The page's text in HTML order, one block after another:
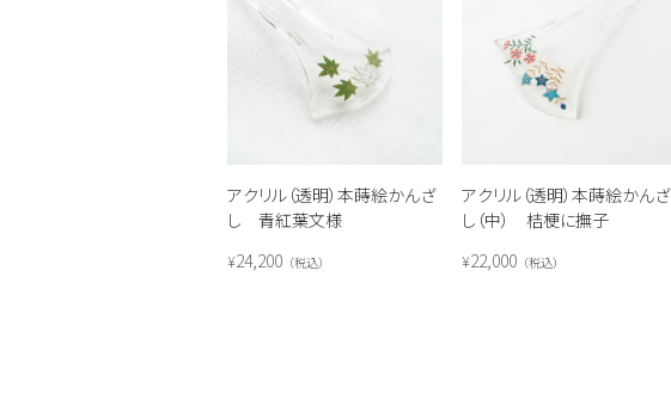
アクリル（透明）本蒔絵かんざ
し 青紅葉文様
¥24,200 税込
アクリル（透明）本蒔絵かんざ
し（中） 桔梗に撫子
¥22,000 税込